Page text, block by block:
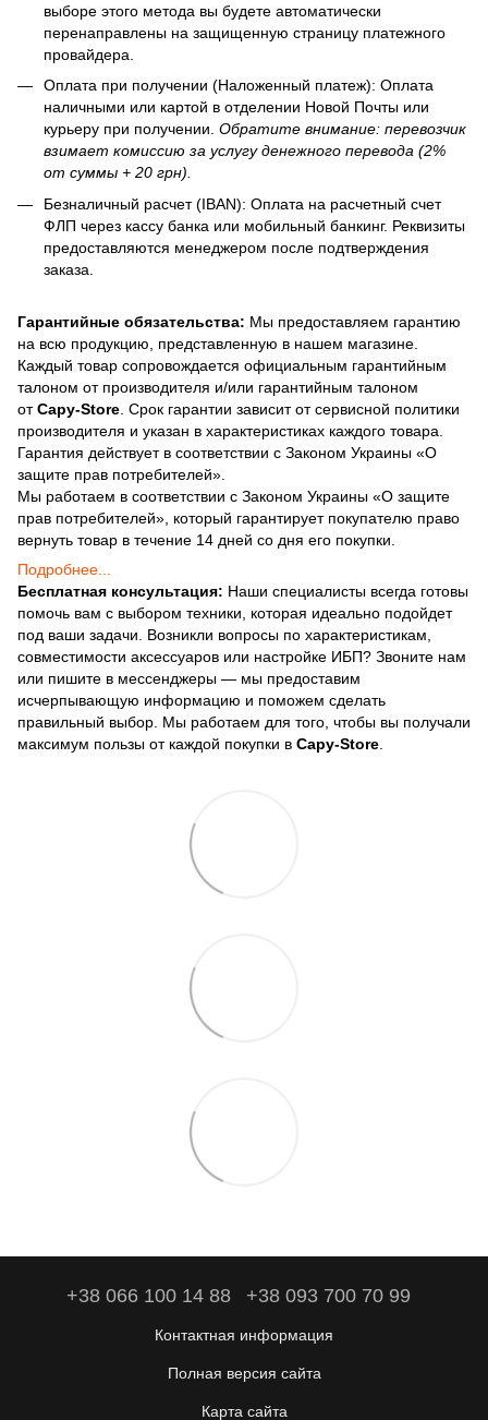
выборе этого метода вы будете автоматически
перенаправлены на защищенную страницу платежного
провайдера.
Оплата при получении (Наложенный платеж): Оплата
наличными или картой в отделении Новой Почты или
курьеру при получении. Обратите внимание: перевозчик
взимает комиссию за услугу денежного перевода (2%
от суммы + 20 грн).
Безналичный расчет (IBAN): Оплата на расчетный счет
ФЛП через кассу банка или мобильный банкинг. Реквизиты
предоставляются менеджером после подтверждения
заказа.
Гарантийные обязательства: Мы предоставляем гарантию
на всю продукцию, представленную в нашем магазине.
Каждый товар сопровождается официальным гарантийным
талоном от производителя и/или гарантийным талоном
отCapy-Store . Срок гарантии зависит от сервисной политики
производителя и указан в характеристиках каждого товара.
Гарантия действует в соответствии с Законом Украины «О
защите прав потребителей».
Мы работаем в соответствии с Законом Украины «О защите
прав потребителей», который гарантирует покупателю право
вернуть товар в течение 14 дней со дня его покупки.
Подробнее...
Бесплатная консультация: Наши специалисты всегда готовы
помочь вам с выбором техники, которая идеально подойдет
под ваши задачи. Возникли вопросы по характеристикам,
совместимости аксессуаров или настройке ИБП? Звоните нам
или пишите в мессенджеры — мы предоставим
исчерпывающую информацию и поможем сделать
правильный выбор. Мы работаем для того, чтобы вы получали
максимум пользы от каждой покупки в Capy-Store
+38 066 100 14 88 +38 093 700 70 99
Контактная информация
Полная версия сайта
Карта сайта